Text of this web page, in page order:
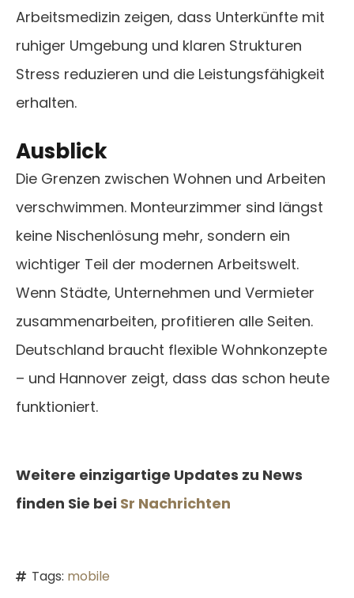
Arbeitsmedizin zeigen, dass Unterkünfte mit
ruhiger Umgebung und klaren Strukturen
Stress reduzieren und die Leistungsfähigkeit
erhalten.
Ausblick
Die Grenzen zwischen Wohnen und Arbeiten
verschwimmen. Monteurzimmer sind längst
keine Nischenlösung mehr, sondern ein
wichtiger Teil der modernen Arbeitswelt.
Wenn Städte, Unternehmen und Vermieter
zusammenarbeiten, profitieren alle Seiten.
Deutschland braucht flexible Wohnkonzepte
– und Hannover zeigt, dass das schon heute
funktioniert.
Weitere einzigartige Updates zu News
finden Sie bei Sr Nachrichten
Tags: mobile